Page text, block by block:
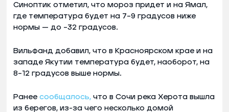
Синоптик отметил, что мороз придет и на Ямал,
где температура будет на 7–9 градусов ниже
нормы — до –32 градусов.
Вильфанд добавил, что в Красноярском крае и на
западе Якутии температура будет, наоборот, на
8–12 градусов выше нормы.
Ранее сообщалось, что в Сочи река Херота вышла
из берегов, из-за чего несколько домой